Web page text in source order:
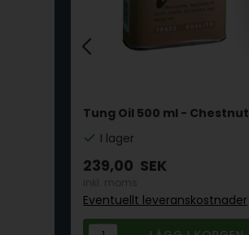
Tung Oil 500 ml - Chestnut
I lager
239,00 SEK
Eventuellt leveranskostnader